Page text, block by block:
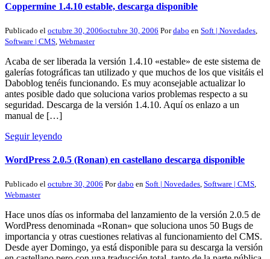
Coppermine 1.4.10 estable, descarga disponible
Publicado el octubre 30, 2006octubre 30, 2006 Pordabo en Soft | Novedades
Software | CMS Webmaster
Acaba de ser liberada la versión 1.4.10 «estable» de este sistema de
galerías fotográficas tan utilizado y que muchos de los que visitáis el
Daboblog tenéis funcionando. Es muy aconsejable actualizar lo
antes posible dado que soluciona varios problemas respecto a su
seguridad. Descarga de la versión 1.4.10. Aquí os enlazo a un
manual de […]
Seguir leyendo
WordPress 2.0.5 (Ronan) en castellano descarga disponible
Publicado el octubre 30, 2006 Pordabo en Soft | Novedades, Software | CMS,
Webmaster
Hace unos días os informaba del lanzamiento de la versión 2.0.5 de
WordPress denominada «Ronan» que soluciona unos 50 Bugs de
importancia y otras cuestiones relativas al funcionamiento del CMS.
Desde ayer Domingo, ya está disponible para su descarga la versión